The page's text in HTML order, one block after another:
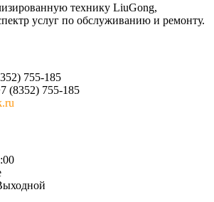
технику LiuGong,
услуг по обслуживанию и ремонту.
755-185
(8352) 755-185